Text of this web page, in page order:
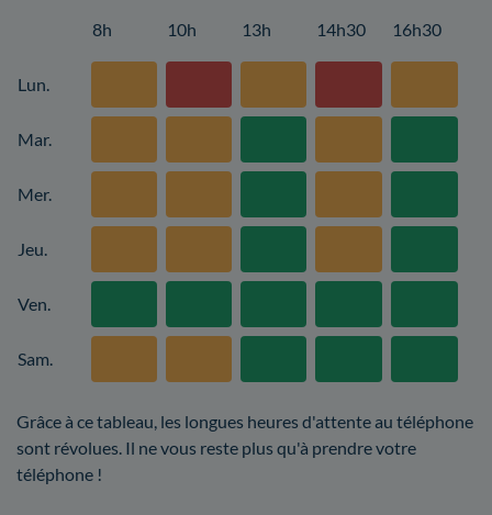
8h 10h 13h 14h30 16h30
Lun.
Mar.
Mer.
Jeu.
Ven.
Sam.
Grâce à ce tableau, les longues heures d'attente au téléphone
sont révolues. Il ne vous reste plus qu'à prendre votre
téléphone !